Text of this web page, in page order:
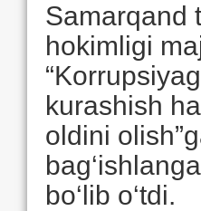
Samarqand
hokimligi
kurashish
oldini
bo‘lib o‘tdi.